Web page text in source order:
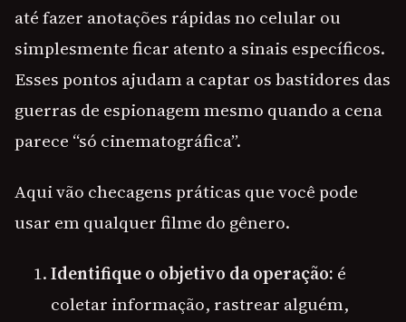
até fazer anotações rápidas no celular ou
simplesmente ficar atento a sinais específicos.
Esses pontos ajudam a captar os bastidores das
guerras de espionagem mesmo quando a cena
parece “só cinematográfica”.
Aqui vão checagens práticas que você pode
usar em qualquer filme do gênero.
Identifique o objetivo da operação: é
coletar informação, rastrear alguém,